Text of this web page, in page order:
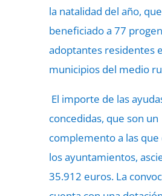
la natalidad del año,
beneficiado a 77
adoptantes residentes
municipios del medio
El importe de las
concedidas, que son un
complemento a las que
los ayuntamientos,
35.912 euros. La